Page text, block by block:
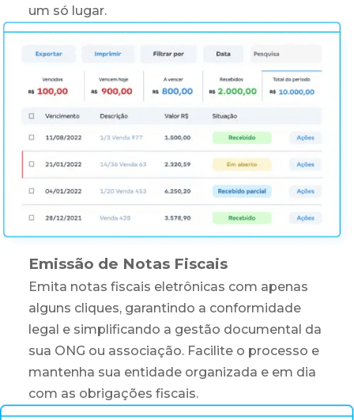
um só lugar.
Emissão de Notas Fiscais
Emita notas fiscais eletrônicas com apenas
alguns cliques, garantindo a conformidade
legal e simplificando a gestão documental da
sua ONG ou associação. Facilite o processo e
mantenha sua entidade organizada e em dia
com as obrigações fiscais.